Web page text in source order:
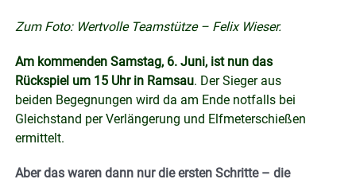
Zum Foto: Wertvolle Teamstütze – Felix Wieser.
Am kommenden Samstag, 6. Juni, ist nun das
Rückspiel um 15 Uhr in Ramsau. Der Sieger aus
beiden Begegnungen wird da am Ende notfalls bei
Gleichstand per Verlängerung und Elfmeterschießen
ermittelt.
Aber das waren dann nur die ersten Schritte – die